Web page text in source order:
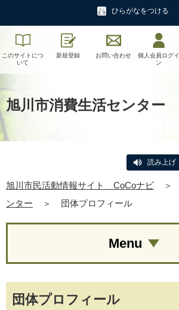
ひらがなをつける
このサイトにつ
いて
新規登録 お問い合わせ
個人会員ログイ
ン
旭川市消費生活センター
読み上げ
旭川市民活動情報サイト CoCoナビ ＞
ンター
＞ 団体プロフィール
団体プロフィール
Menu